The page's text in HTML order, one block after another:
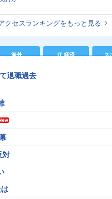
クセスランキングをもっと見る
海外 IT 経済 ス
退職過去
対